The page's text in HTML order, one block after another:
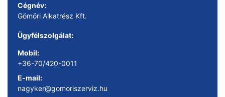
Cégnév:
Gömöri Alkatrész Kft.
Ügyfélszolgálat:
Mobil:
+36-70/420-0011
E-mail:
nagyker@gomoriszerviz.hu